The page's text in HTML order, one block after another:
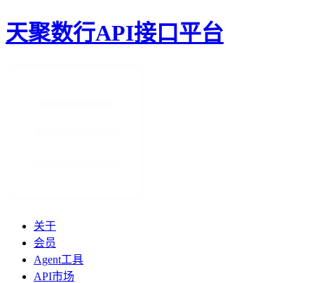
天聚数行API接口平台
关于
会员
Agent工具
API市场